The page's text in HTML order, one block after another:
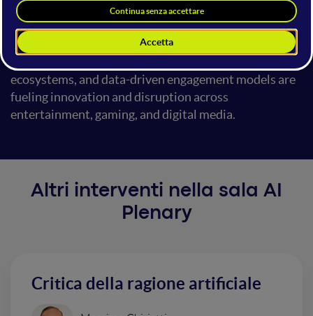
platform-native formats. Grace Park, X-Disney and
current CEO of Nuleep will also add insights on the
growing role of startups and venture capital in
ecosystems, and data-driven engagement models are
fueling innovation and disruption across
entertainment, gaming, and digital media.
Altri interventi nella sala AI
Plenary
Critica della ragione artificiale